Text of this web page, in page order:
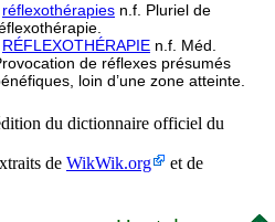
réflexothérapies n.f. Pluriel de
RÉFLEXOTHÉRAPIE n.f. Méd.
de réflexes présumés
loin d’une zone atteinte.
du dictionnaire officiel du
de WikWik.org
et de